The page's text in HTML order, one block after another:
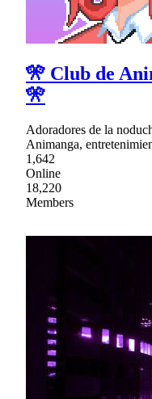
🎌 Club de
🎌
Adoradores de la
Animanga,
1,642
Online
18,220
Members